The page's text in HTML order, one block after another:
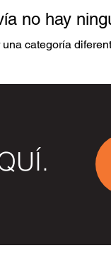
no hay
categoría